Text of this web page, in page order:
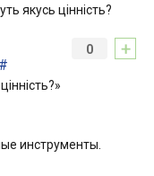
якусь цінність?
+
0
#
инструменты.